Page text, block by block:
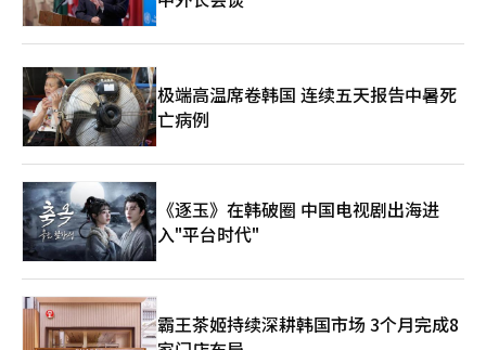
管制是中国最大的负担。然而，矛盾的是，这反而增强了中国的技
术自立意愿。 未来20年，可能会成为美国和中国在AI霸权争夺中
展开新冷战的时代。 台湾，全球经济的心脏 台湾是一个小岛国
家，但在全球经济中占据的重要地位绝不小。 这要归功于台积
电。台积电是全球最先进的代工市场的绝对强者。苹果、英伟达、
AMD和高通等全球主要企业均依赖于台积电的生产能力。如今，AI
产业几乎无法在没有台积电的情况下运作。 然而，台湾最大的变
数是地缘政治风险。如果台海发生冲突，全球供应链将受到冲击。
上，韩国的战略价值愈加凸显。因为世界不再能够仅依赖于某个特
定地区。 日本，梦想半导体复兴 在1980年代，日本是全球半导体
产业的绝对强者。东芝、NEC、日立和富士通主导了全球市场。然
而，由于未能适应数字革命，失去了主导权。 最近，日本正在推
动国家层面的半导体复兴战略。日本在材料和设备领域仍保持世界
一流的竞争力。半导体制造所需的核心材料和精密设备大部分来自
日本企业。 问题在于人口减少和老龄化。此外，相对保守的企业
文化也被认为是限制创新速度的因素。 尽管如此，日本仍然是一
号。”他同时指出：“如果出现冲击或意外情况，且强度大幅偏离
预期，可能会成为市场波动的因素。” 证券界普遍认为，短期内
过程中，半导体和IT硬件行业的资金过度集中，因此在6月可能会
出现以二次电池、造船、国防和证券等业绩改善行业为中心的轮动
交易可能性。 李在元的研究员表示：“5月股价上涨速度较快，因
此股价收益比（PER）的扩展和杠杆ETF的资金效应影响较
大。”他还指出：“6月可能会出现IT以外的每股收益（EPS）改
善行业的轮动交易。”他强调：“关键在于保持主导股的同时实现
扩散。” 赵研究员表示：“短期内，油价和利率上行压力有所缓
解，因此可以期待一些轮动交易和KOSDAQ相对强度的恢复。”但
他也指出：“然而，利率并不是处于趋势性下降阶段，因此选择仍
将局限于能够压倒利率负担的AI价值链内的行业。” ※ 本报道经
人工智能（AI）系统翻译与编辑。
极端高温席卷韩国 连续五天报告中暑死
亡病例
《逐玉》在韩破圈 中国电视剧出海进
入"平台时代"
霸王茶姬持续深耕韩国市场 3个月完成8